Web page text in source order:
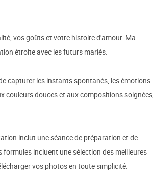
vos goûts et votre histoire d'amour. Ma
étroite avec les futurs mariés.
capturer les instants spontanés, les émotions
couleurs douces et aux compositions soignées,
inclut une séance de préparation et de
incluent une sélection des meilleures
vos photos en toute simplicité.